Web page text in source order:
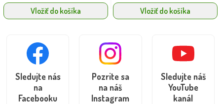
Vložiť do košíka Vložiť do košíka
Sledujte nás
na
Facebooku
Pozrite sa
na náš
Instagram
Sledujte náš
YouTube
kanál